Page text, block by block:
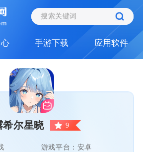
手游下载 应用软件
希尔星晓 9
游戏平台：安卓